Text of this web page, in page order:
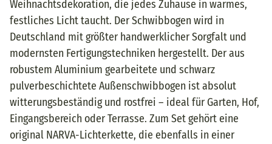
Weihnachtsdekoration, die jedes Zuhause in warmes,
festliches Licht taucht. Der Schwibbogen wird in
Deutschland mit größter handwerklicher Sorgfalt und
modernsten Fertigungstechniken hergestellt. Der aus
robustem Aluminium gearbeitete und schwarz
pulverbeschichtete Außenschwibbogen ist absolut
witterungsbeständig und rostfrei – ideal für Garten, Hof,
Eingangsbereich oder Terrasse. Zum Set gehört eine
original NARVA-Lichterkette, die ebenfalls in einer